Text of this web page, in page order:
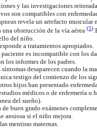
y las investigaciones
son compatibles con
revela un artefacto
obstrucción de la vía aérea (5)
del niño.
a tratamientos apropiados.
es incompatible con los
los informes de los padres.
desaparecen cuando la
testigo del comienzo de los
hijos han presentado
médicos o de enfermería o
del sueño).
de buen grado exámenes
ansiosa si el niño mejora.
mentiras maternas.